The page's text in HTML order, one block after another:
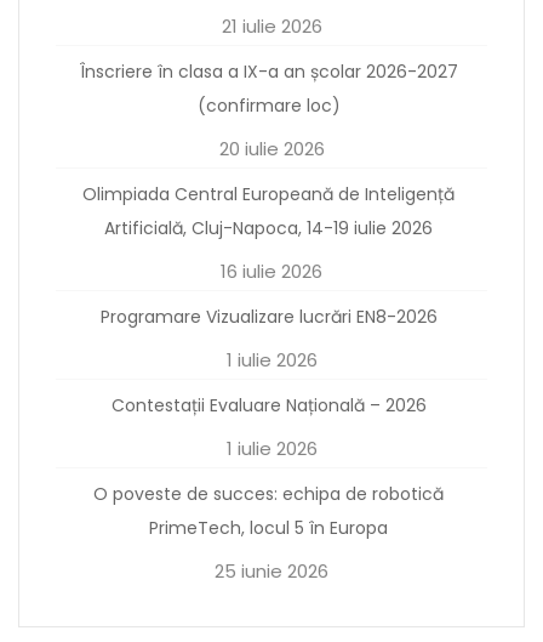
21 iulie 2026
Înscriere în clasa a IX-a an școlar 2026-2027
(confirmare loc)
20 iulie 2026
Olimpiada Central Europeană de Inteligență
Artificială, Cluj-Napoca, 14-19 iulie 2026
16 iulie 2026
Programare Vizualizare lucrări EN8-2026
1 iulie 2026
Contestații Evaluare Națională – 2026
1 iulie 2026
O poveste de succes: echipa de robotică
PrimeTech, locul 5 în Europa
25 iunie 2026